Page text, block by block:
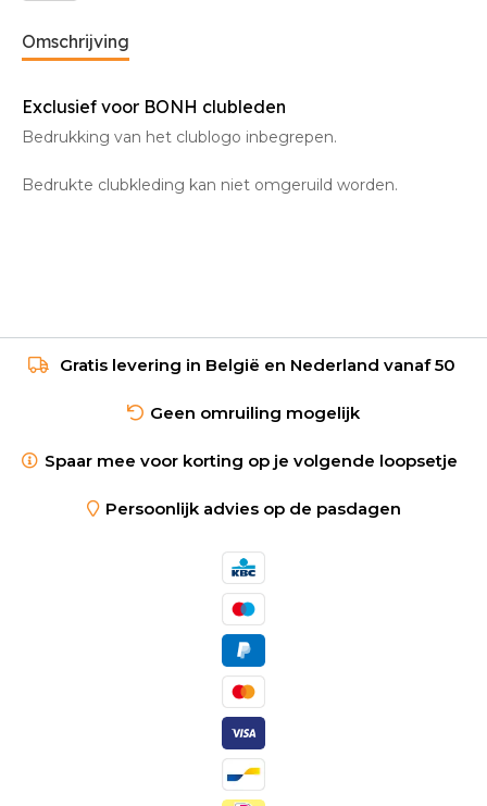
Omschrijving
Exclusief voor BONH clubleden
Bedrukking van het clublogo inbegrepen.
Bedrukte clubkleding kan niet omgeruild worden.
Gratis levering in België en Nederland vanaf 50
Geen omruiling mogelijk
Spaar mee voor korting op je volgende loopsetje
Persoonlijk advies op de pasdagen